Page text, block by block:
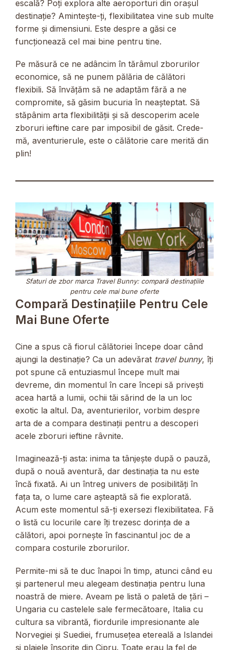
escală? Poți explora alte aeroporturi din orașul
destinație? Amintește-ți, flexibilitatea vine sub multe
forme și dimensiuni. Este despre a găsi ce
funcționează cel mai bine pentru tine.
Pe măsură ce ne adâncim în tărâmul zborurilor
economice, să ne punem pălăria de călători
flexibili. Să învățăm să ne adaptăm fără a ne
compromite, să găsim bucuria în neașteptat. Să
stăpânim arta flexibilității și să descoperim acele
zboruri ieftine care par imposibil de găsit. Crede-
mă, aventurierule, este o călătorie care merită din
plin!
Sfaturi de zbor marca Travel Bunny: compară destinațiile
pentru cele mai bune oferte
Compară Destinațiile Pentru Cele
Mai Bune Oferte
Cine a spus că fiorul călătoriei începe doar când
ajungi la destinație? Ca un adevărat travel bunny, îți
pot spune că entuziasmul începe mult mai
devreme, din momentul în care începi să privești
acea hartă a lumii, ochii tăi sărind de la un loc
exotic la altul. Da, aventurierilor, vorbim despre
arta de a compara destinații pentru a descoperi
acele zboruri ieftine râvnite.
Imaginează-ți asta: inima ta tânjește după o pauză,
după o nouă aventură, dar destinația ta nu este
încă fixată. Ai un întreg univers de posibilități în
fața ta, o lume care așteaptă să fie explorată.
Acum este momentul să-ți exersezi flexibilitatea. Fă
o listă cu locurile care îți trezesc dorința de a
călători, apoi pornește în fascinantul joc de a
compara costurile zborurilor.
Permite-mi să te duc înapoi în timp, atunci când eu
și partenerul meu alegeam destinația pentru luna
noastră de miere. Aveam pe listă o paletă de țări –
Ungaria cu castelele sale fermecătoare, Italia cu
cultura sa vibrantă, fiordurile impresionante ale
Norvegiei și Suediei, frumusețea etereală a Islandei
și plajele însorite din Cipru. Toate erau la fel de